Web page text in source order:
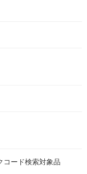
コード検索対象品